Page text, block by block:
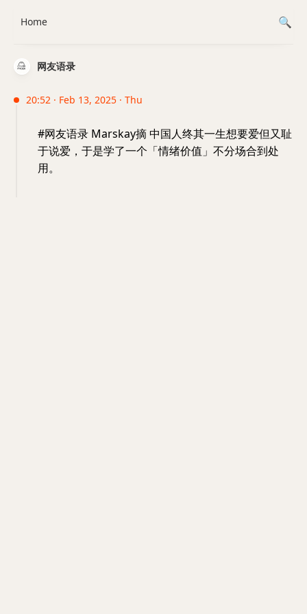
网友语录
20:52 · Feb 13, 2025 · Thu
#网友语录 Marskay摘 中国人终其一生想要爱但又耻
于说爱，于是学了一个「情绪价值」不分场合到处
用。
Home